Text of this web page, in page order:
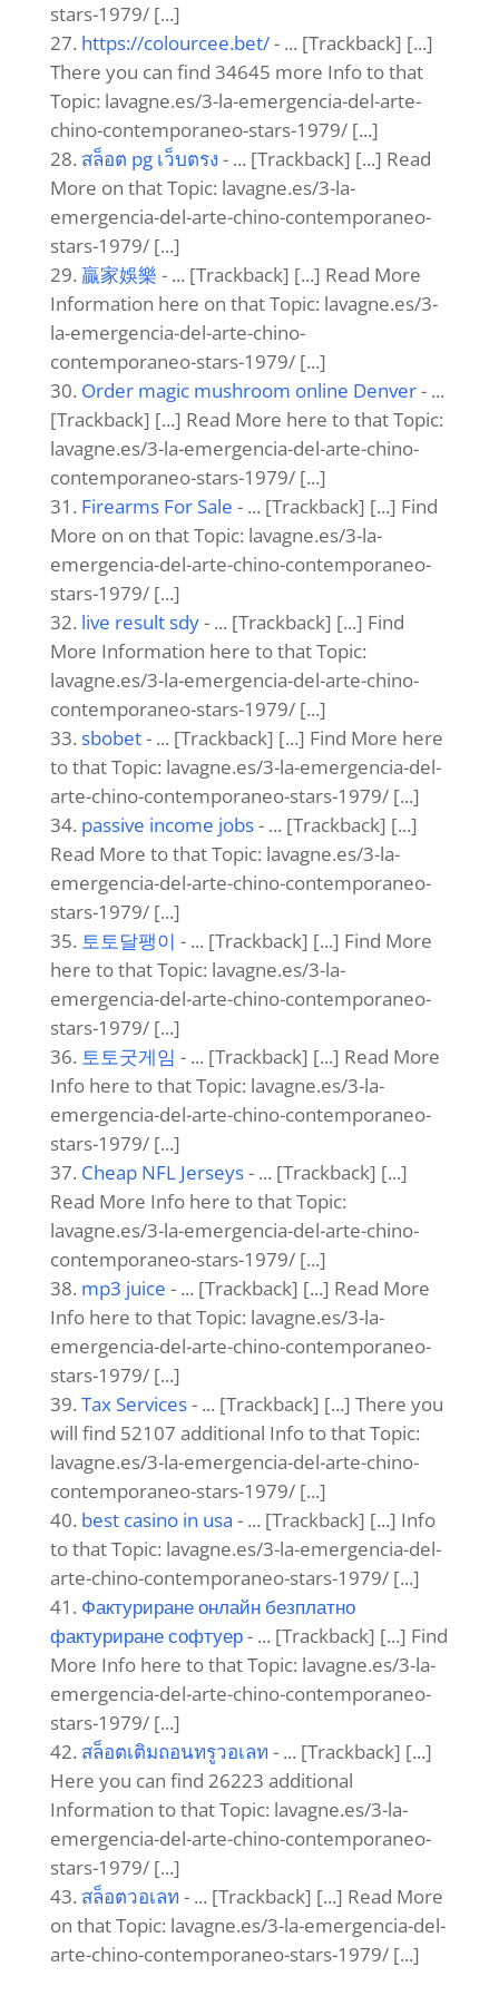
چت روم- ... [Trackback] [...] Find More on
that Topic: lavagne.es/3-la-emergencia-del-
arte-chino-contemporaneo-stars-1979/ [...]
warehouse jobs - ... [Trackback] [...]
Information to that Topic: lavagne.es/3-la-
emergencia-del-arte-chino-contemporaneo-
stars-1979/ [...]
sbobet- ... [Trackback] [...] Read More to
that Topic: lavagne.es/3-la-emergencia-del-
arte-chino-contemporaneo-stars-1979/ [...]
Watch Laal Singh Chaddha- a a
Window Cleaning Services in Florida
[Trackback] [...] Find More on to that Topic:
lavagne.es/3-la-emergencia-del-arte-chino-
contemporaneo-stars-1979/ [...]
www.free-porn-games-no-email.com/hu/
... [Trackback] [...] Read More Information
here on that Topic: lavagne.es/3-la-
emergencia-del-arte-chino-contemporaneo-
stars-1979/ [...]
https://colourcee.bet/
There you can find 34645 more Info to that
Topic: lavagne.es/3-la-emergencia-del-arte-
chino-contemporaneo-stars-1979/ [...]
สล็อต pg เว็บตรง- ... [Trackback] [...] Read
More on that Topic: lavagne.es/3-la-
emergencia-del-arte-chino-contemporaneo-
stars-1979/ [...]
贏家娛樂- ... [Trackback] [...] Read More
Information here on that Topic: lavagne.es/3-
la-emergencia-del-arte-chino-
contemporaneo-stars-1979/ [...]
Order magic mushroom online Denver- ...
[Trackback] [...] Read More here to that Topic:
lavagne.es/3-la-emergencia-del-arte-chino-
contemporaneo-stars-1979/ [...]
Firearms For Sale- ... [Trackback] [...] Find
More on on that Topic: lavagne.es/3-la-
emergencia-del-arte-chino-contemporaneo-
stars-1979/ [...]
live result sdy- ... [Trackback] [...] Find
More Information here to that Topic:
lavagne.es/3-la-emergencia-del-arte-chino-
contemporaneo-stars-1979/ [...]
sbobet- ... [Trackback] [...] Find More here
to that Topic: lavagne.es/3-la-emergencia-del-
arte-chino-contemporaneo-stars-1979/ [...]
passive income jobs
Read More to that Topic: lavagne.es/3-la-
emergencia-del-arte-chino-contemporaneo-
stars-1979/ [...]
토토달팽이- ... [Trackback] [...] Find More
here to that Topic: lavagne.es/3-la-
emergencia-del-arte-chino-contemporaneo-
stars-1979/ [...]
토토굿게임- ... [Trackback] [...] Read More
Info here to that Topic: lavagne.es/3-la-
emergencia-del-arte-chino-contemporaneo-
stars-1979/ [...]
Cheap NFL Jerseys
Read More Info here to that Topic:
lavagne.es/3-la-emergencia-del-arte-chino-
contemporaneo-stars-1979/ [...]
mp3 juice- ... [Trackback] [...] Read More
Info here to that Topic: lavagne.es/3-la-
emergencia-del-arte-chino-contemporaneo-
stars-1979/ [...]
Tax Services- ... [Trackback] [...] There you